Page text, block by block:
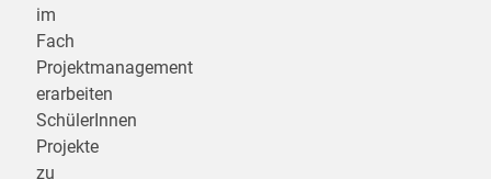
im
Fach
Projektmanagement
erarbeiten
SchülerInnen
Projekte
zu